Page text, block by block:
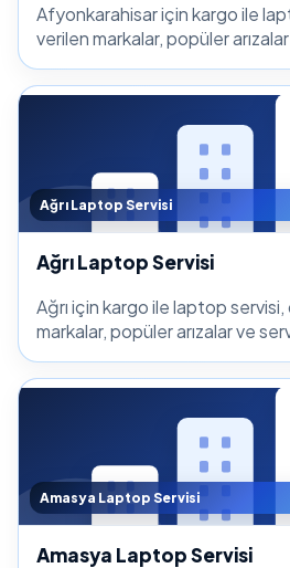
Afyonkarahisar için kargo ile
verilen markalar, popüler
Ağrı Laptop Servisi
Ağrı Laptop Servisi
Ağrı için kargo ile laptop
markalar, popüler arızalar ve
Amasya Laptop Servisi
Amasya Laptop Servisi